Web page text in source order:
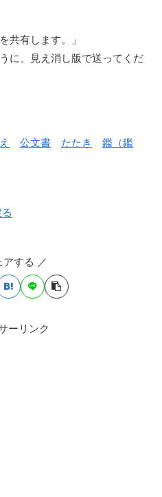
共有します。」
に、見え消し版で送ってくだ
公文書 たたき
鑑（鑑
アする ／
ーリンク